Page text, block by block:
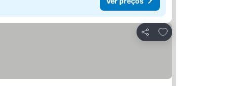
Partilhar
Adicionar aos favoritos